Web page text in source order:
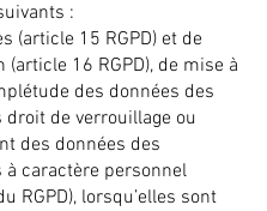
:
(article 15 RGPD) et de
16 RGPD), de mise à
des données des
droit de verrouillage ou
des données des
à caractère personnel
RGPD), lorsqu’elles sont